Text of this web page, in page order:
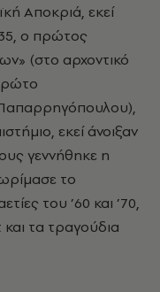
Αποκριά, εκεί
ο πρώτος
(στο αρχοντικό
Παπαρρηγόπουλου),
εκεί άνοιξαν
γεννήθηκε η
το
του ’60 και ’70,
τα τραγούδια